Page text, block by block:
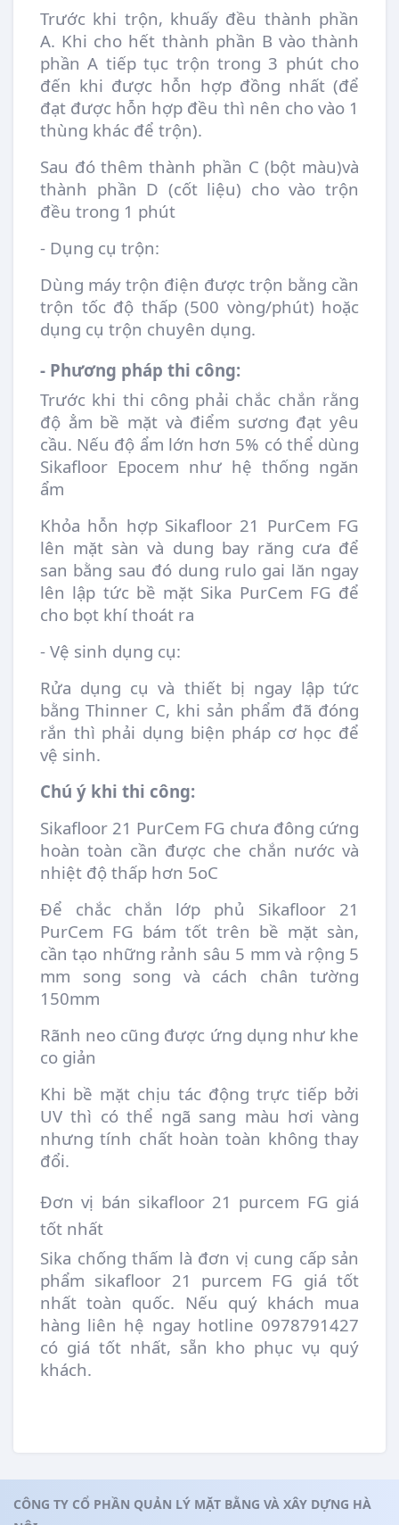
Trước khi trộn, khuấy đều thành phần
A. Khi cho hết thành phần B vào thành
phần A tiếp tục trộn trong 3 phút cho
đến khi được hỗn hợp đồng nhất (để
đạt được hỗn hợp đều thì nên cho vào 1
thùng khác để trộn).
Sau đó thêm thành phần C (bột màu)và
thành phần D (cốt liệu) cho vào trộn
đều trong 1 phút
- Dụng cụ trộn:
Dùng máy trộn điện được trộn bằng cần
trộn tốc độ thấp (500 vòng/phút) hoặc
dụng cụ trộn chuyên dụng.
- Phương pháp thi công:
Trước khi thi công phải chắc chắn rằng
độ ẳm bề mặt và điểm sương đạt yêu
cầu. Nếu độ ẩm lớn hơn 5% có thể dùng
Sikafloor Epocem như hệ thống ngăn
ẩm
Khỏa hỗn hợp Sikafloor 21 PurCem FG
lên mặt sàn và dung bay răng cưa để
san bằng sau đó dung rulo gai lăn ngay
lên lập tức bề mặt Sika PurCem FG để
cho bọt khí thoát ra
- Vệ sinh dụng cụ:
Rửa dụng cụ và thiết bị ngay lập tức
bằng Thinner C, khi sản phẩm đã đóng
rắn thì phải dụng biện pháp cơ học để
vệ sinh.
Chú ý khi thi công:
Sikafloor 21 PurCem FG chưa đông cứng
hoàn toàn cần được che chắn nước và
nhiệt độ thấp hơn 5oC
Để chắc chắn lớp phủ Sikafloor 21
PurCem FG bám tốt trên bề mặt sàn,
cần tạo những rảnh sâu 5 mm và rộng 5
mm song song và cách chân tường
150mm
Rãnh neo cũng được ứng dụng như khe
co giản
Khi bề mặt chịu tác động trực tiếp bởi
UV thì có thể ngã sang màu hơi vàng
nhưng tính chất hoàn toàn không thay
đổi.
Đơn vị bán sikafloor 21 purcem FG giá
tốt nhất
Sika chống thấm là đơn vị cung cấp sản
phẩm sikafloor 21 purcem FG giá tốt
nhất toàn quốc. Nếu quý khách mua
hàng liên hệ ngay hotline 0978791427
có giá tốt nhất, sẵn kho phục vụ quý
khách.
CÔNG TY CỔ PHẦN QUẢN LÝ MẶT BẰNG VÀ XÂY DỰNG HÀ